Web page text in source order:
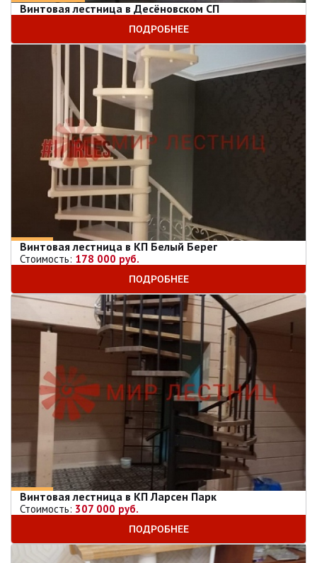
Винтовая лестница в Десёновском СП
ПОДРОБНЕЕ
Винтовая лестница в КП Белый Берег
Стоимость: 178 000 руб.
ПОДРОБНЕЕ
Винтовая лестница в КП Ларсен Парк
Стоимость: 307 000 руб.
ПОДРОБНЕЕ